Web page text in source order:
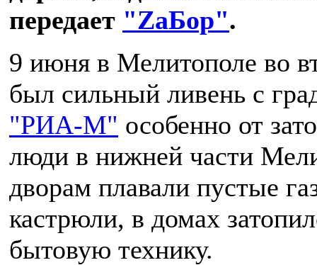
передает "ZаБор".
9 июня в Мелитополе во
был сильный ливень с
"РИА-М" особенно от
люди в нижней части
дворам плавали пустые
кастрюли, в домах
бытовую технику.